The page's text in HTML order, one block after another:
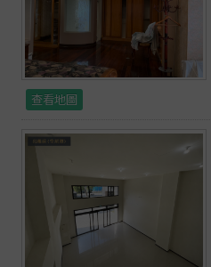
查看地圖